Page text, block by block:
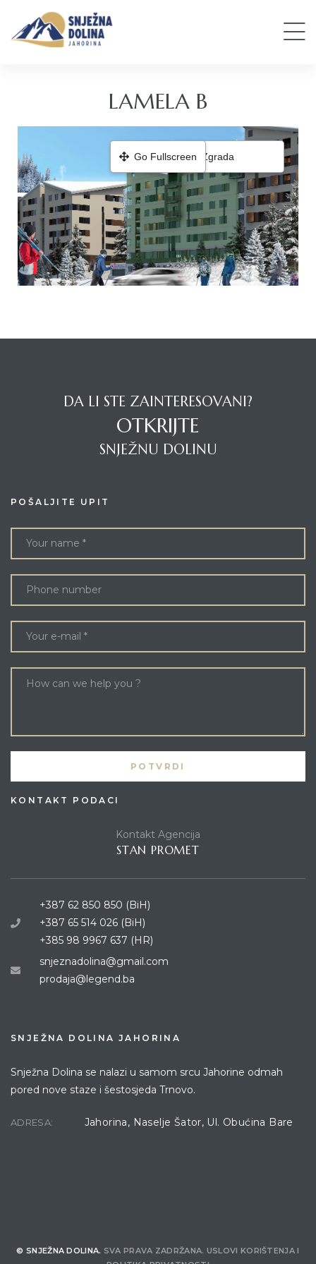
LAMELA B
Go Fullscreen
DA LI STE ZAINTERESOVANI?
OTKRIJTE
SNJEŽNU DOLINU
SNJEŽNA DOLINA JAHORINA
Snježna Dolina se nalazi u samom srcu Jahorine odmah
pored nove staze i šestosjeda Trnovo.
ADRESA: Jahorina, Naselje Šator, Ul. Obućina Bare
KONTAKT PODACI
Kontakt Agencija
STAN PROMET
+387 62 850 850 (BiH)
+387 65 514 026 (BiH)
+385 98 9967 637 (HR)
snjeznadolina@gmail.com
prodaja@legend.ba
POŠALJITE UPIT
© SNJEŽNA DOLINA. SVA PRAVA ZADRŽANA. USLOVI KORIŠTENJAI